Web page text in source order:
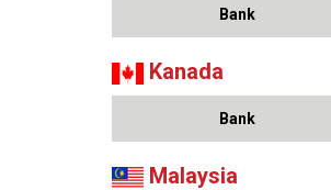
Bank
Kanada
Bank
Malaysia